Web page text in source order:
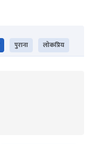
पुराना लोकप्रिय